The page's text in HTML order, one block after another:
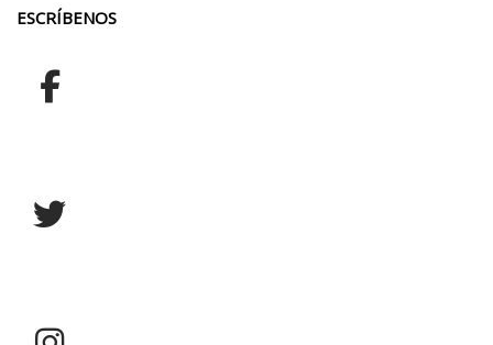
ESCRÍBENOS